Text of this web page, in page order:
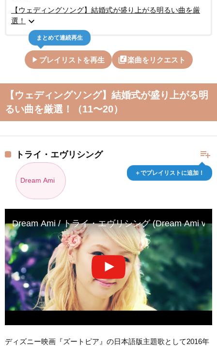
【ウェディングソング】結婚式が盛り上がる明るい曲を厳
選！
expand_more
play_arrow プレイリストを再生
まとめて連続再生
library_music楽曲をリクエスト
【ウェディングソング】結婚式が盛り上がる明
るい曲を厳選！（11〜20）
playlist_add
＋でプレイリストに追加！
トライ・エヴリシング
Dream Ami
Dream Ami / トライ・エヴリシング (Dream Ami
ディズニー映画『ズートピア』の日本語版主題歌として2016年